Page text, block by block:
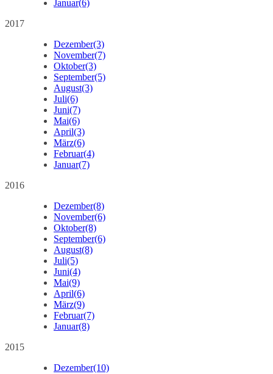
Januar(6)
2017
Dezember(3)
November(7)
Oktober(3)
September(5)
August(3)
Juli(6)
Juni(7)
Mai(6)
April(3)
März(6)
Februar(4)
Januar(7)
2016
Dezember(8)
November(6)
Oktober(8)
September(6)
August(8)
Juli(5)
Juni(4)
Mai(9)
April(6)
März(9)
Februar(7)
Januar(8)
2015
Dezember(10)